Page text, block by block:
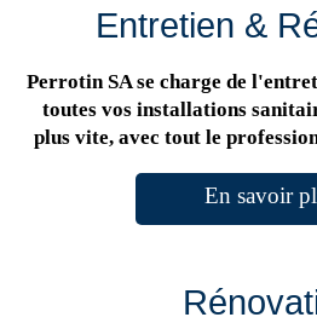
Entretien &
Perrotin SA se charge de
toutes vos installations
plus vite, avec tout le
En savoir